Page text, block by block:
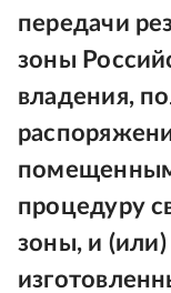
передачи
зоны
владения,
процедуру
зоны, и